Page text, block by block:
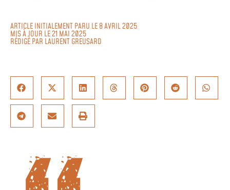
ARTICLE INITIALEMENT PARU LE 8 AVRIL 2025
MIS À JOUR LE 21 MAI 2025
RÉDIGÉ PAR LAURENT GREUSARD